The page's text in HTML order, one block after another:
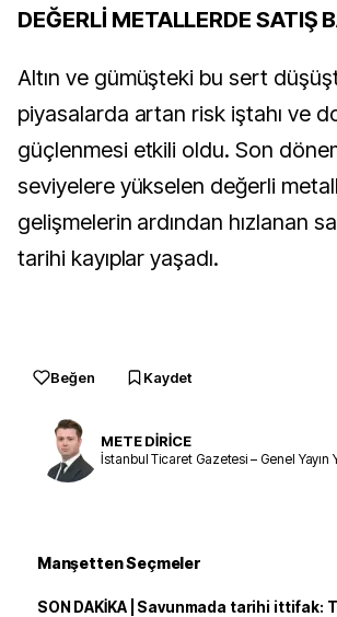
DEĞERLİ METALLERDE SATIŞ
Altın ve gümüşteki bu sert
piyasalarda artan risk iştahı ve
güçlenmesi etkili oldu. Son
seviyelere yükselen değerli
gelişmelerin ardından hızlanan
tarihi kayıplar yaşadı.
Beğen Kaydet
METE DİRİCE
İstanbul Ticaret Gazetesi – Genel Yayın
Manşetten Seçmeler
SON DAKİKA | Savunmada tarihi ittifak: